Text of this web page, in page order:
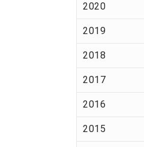
2020
2019
2018
2017
2016
2015